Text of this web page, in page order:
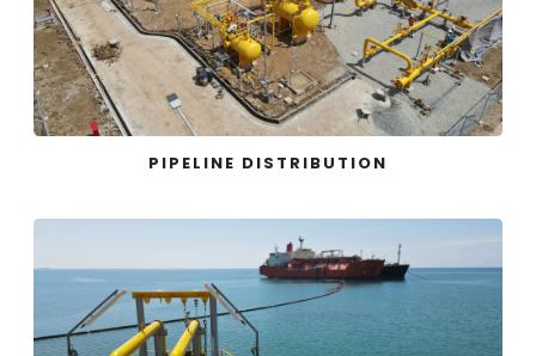
PIPELINE DISTRIBUTION